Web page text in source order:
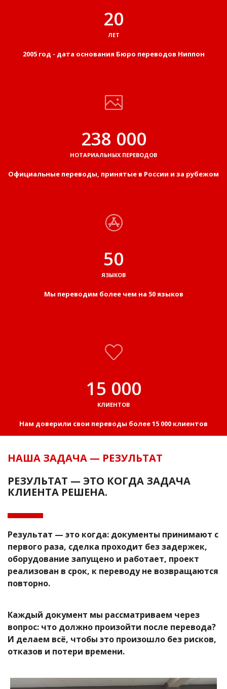
20
ЛЕТ
2005 год - дата основания Бюро переводов Ниппон
238 000
НОТАРИАЛЬНЫХ ПЕРЕВОДОВ
Официальные переводы, принятые в России и за рубежом
50
ЯЗЫКОВ
Мы переводим более чем на 50 языков
15 000
КЛИЕНТОВ
Нам доверили свои переводы более 15 000 клиентов
НАША ЗАДАЧА — РЕЗУЛЬТАТ
РЕЗУЛЬТАТ — ЭТО КОГДА ЗАДАЧА
КЛИЕНТА РЕШЕНА.
Результат — это когда: документы принимают с
первого раза, сделка проходит без задержек,
оборудование запущено и работает, проект
реализован в срок, к переводу не возвращаются
повторно.
Каждый документ мы рассматриваем через
вопрос: что должно произойти после перевода?
И делаем всё, чтобы это произошло без рисков,
отказов и потери времени.